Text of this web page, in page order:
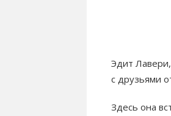
Эдит
с друзьями
Здесь она